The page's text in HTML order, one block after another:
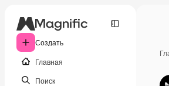
Создать
Главная
Поиск